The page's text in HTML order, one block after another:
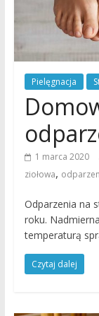
Pielęgnacja
1 marca 2020
ziołowa,
Odparzenia na
roku.
temperaturą
Czytaj dalej